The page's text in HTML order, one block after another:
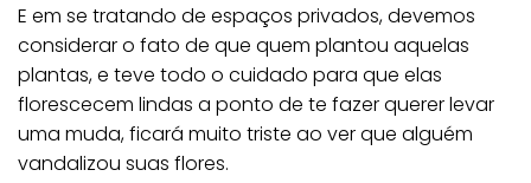
E em se tratando de espaços privados, devemos
considerar o fato de que quem plantou aquelas
plantas, e teve todo o cuidado para que elas
florescecem lindas a ponto de te fazer querer levar
uma muda, ficará muito triste ao ver que alguém
vandalizou suas flores.